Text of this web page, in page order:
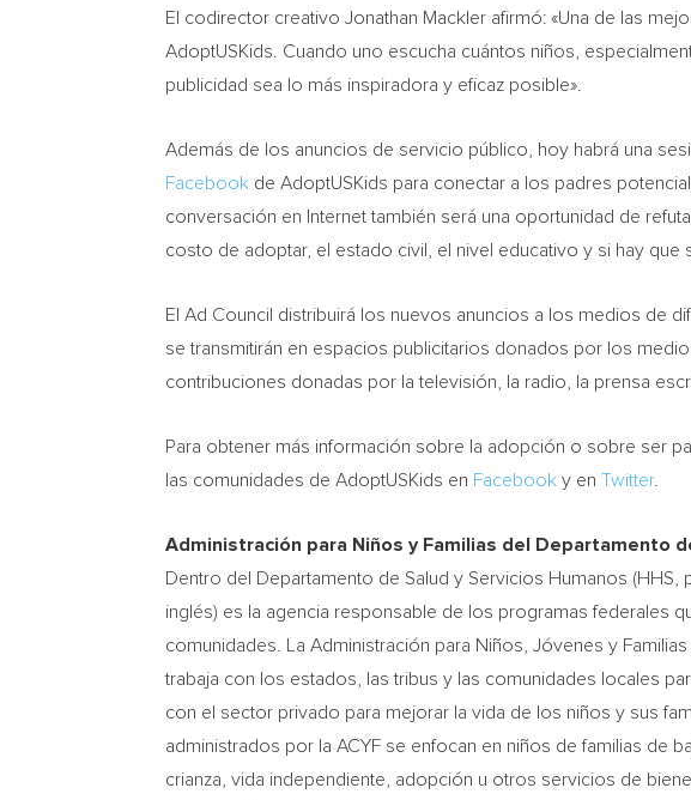
El codirector creativo Jonathan Mackler afirmó: «Una de las
AdoptUSKids. Cuando uno escucha cuántos niños,
publicidad sea lo más inspiradora y eficaz posible».
Además de los anuncios de servicio público, hoy habrá una
Facebook de AdoptUSKids para conectar a los padres
conversación en Internet también será una oportunidad de
costo de adoptar, el estado civil, el nivel educativo y si hay que
El Ad Council distribuirá los nuevos anuncios a los medios de
se transmitirán en espacios publicitarios donados por los
contribuciones donadas por la televisión, la radio, la prensa
Para obtener más información sobre la adopción o sobre ser
las comunidades de AdoptUSKids en Facebook y en Twitter.
Administración para Niños y Familias del Departamento
Dentro del Departamento de Salud y Servicios Humanos
inglés) es la agencia responsable de los programas federales
comunidades. La Administración para Niños, Jóvenes y
trabaja con los estados, las tribus y las comunidades locales
con el sector privado para mejorar la vida de los niños y sus
administrados por la ACYF se enfocan en niños de familias de
crianza, vida independiente, adopción u otros servicios de